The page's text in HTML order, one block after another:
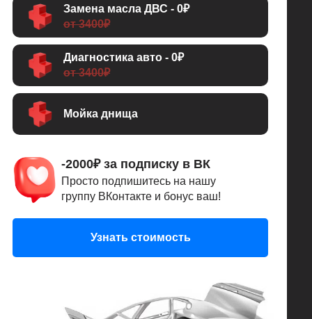
-2000₽ за подписку в ВК
Просто подпишитесь на нашу
группу ВКонтакте и бонус ваш!
Узнать стоимость
Мойка днища
Диагностика авто - 0₽
от 3400₽
Замена масла ДВС - 0₽
от 3400₽